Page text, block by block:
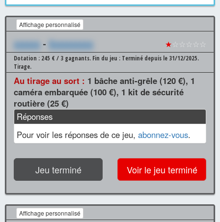
Affichage personnalisé
xxxxxx - Xxxxxxxxxx ★☆☆☆☆☆
Dotation : 245 € / 3 gagnants. Fin du jeu : Terminé depuis le 31/12/2025.
Tirage.
Au tirage au sort : 1 bâche anti-grêle (120 €), 1
caméra embarquée (100 €), 1 kit de sécurité
routière (25 €)
Réponses
Pour voir les réponses de ce jeu, abonnez-vous.
Jeu terminé Voir le jeu terminé
Affichage personnalisé